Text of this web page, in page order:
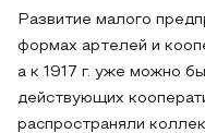
Развитие малого
формах артелей и
а к 1917 г. уже можно
действующих
распространяли